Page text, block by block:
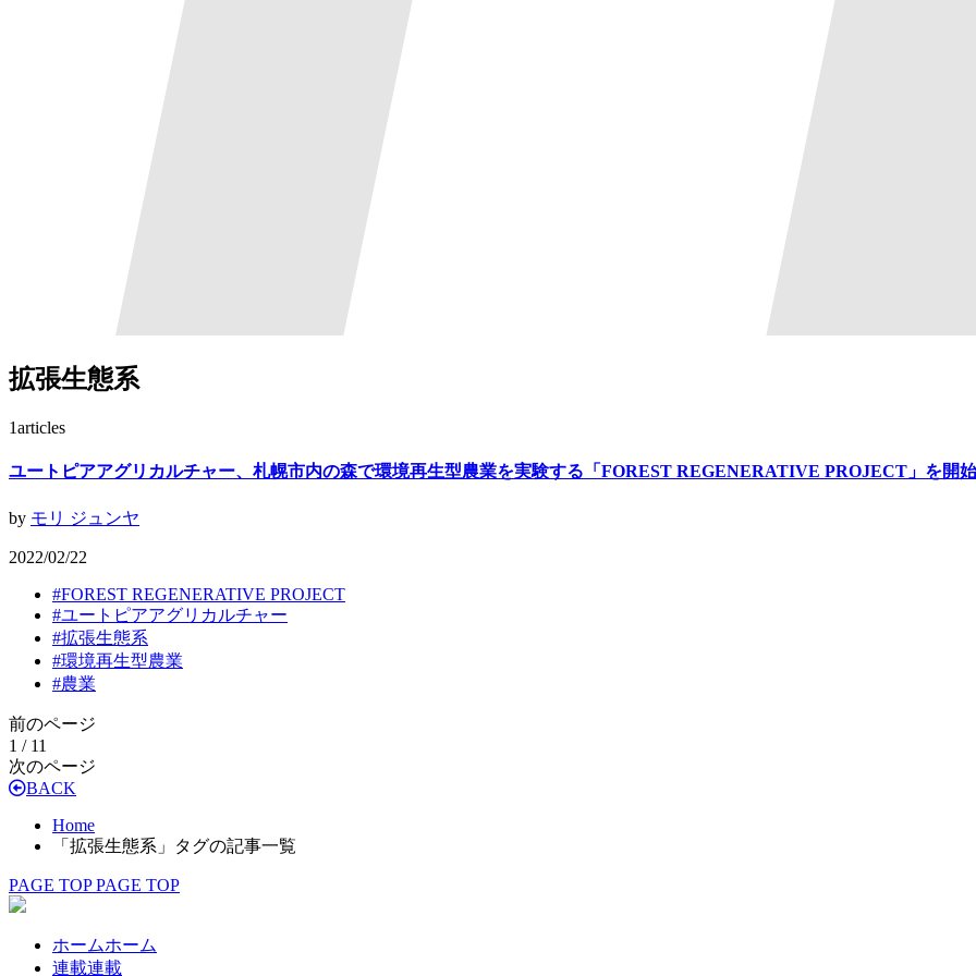
拡張生態系
1articles
ユートピアアグリカルチャー、札幌市内の森で環境再生型農業を実験する「FOREST REGENERATIVE PROJECT」を開始
by モリ ジュンヤ
2022/02/22
#FOREST REGENERATIVE PROJECT
#ユートピアアグリカルチャー
#拡張生態系
#環境再生型農業
#農業
前のページ
1 / 11
次のページ
BACK
Home
「拡張生態系」タグの記事一覧
PAGE TOP PAGE TOP
ホームホーム
連載連載